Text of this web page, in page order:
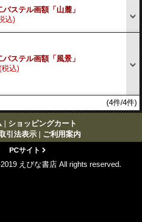
ステル画額「山麓」
込)
ステル画額「風景」
(税込)
(4件/4件)
| ショッピングカート
引法表示 | ご利用案内
PCサイト
えびな書店 All rights reserved.